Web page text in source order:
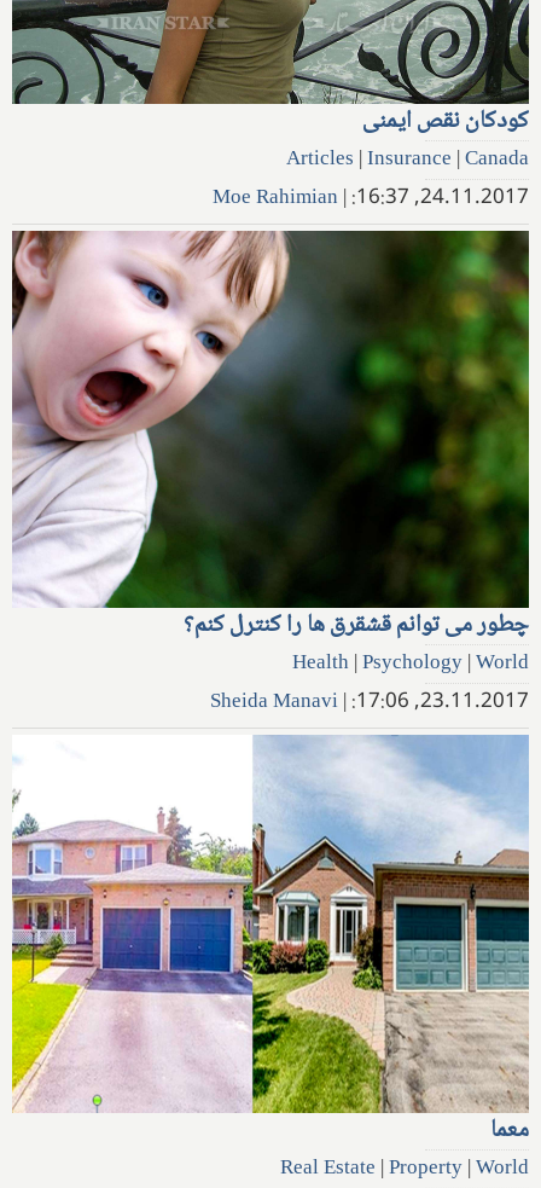
کودکان نقص ایمنی
Articles |Insurance |Canada
24.11.2017, 16:37:
|
Moe Rahimian
چطور می توانم قشقرق ها را کنترل کنم؟
Health |Psychology|World
23.11.2017, 17:06:
|
Sheida Manavi
معما
Real Estate |Property|World